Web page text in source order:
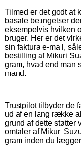
Tilmed er det godt at
basale betingelser
eksempelvis hvilken
bruger. Her er det
sin faktura e-mail,
bestilling af Mikuri
gram, hvad end man
mand.
Trustpilot tilbyder de
ud af en lang række
grund af dette støtter
omtaler af Mikuri
gram inden du